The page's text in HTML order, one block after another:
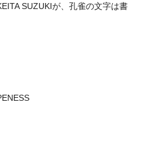
SUZUKIが、孔雀の文字は書